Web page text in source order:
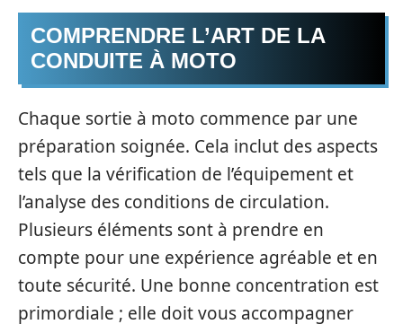
COMPRENDRE L’ART DE LA
CONDUITE À MOTO
Chaque sortie à moto commence par une
préparation soignée. Cela inclut des aspects
tels que la vérification de l’équipement et
l’analyse des conditions de circulation.
Plusieurs éléments sont à prendre en
compte pour une expérience agréable et en
toute sécurité. Une bonne concentration est
primordiale ; elle doit vous accompagner